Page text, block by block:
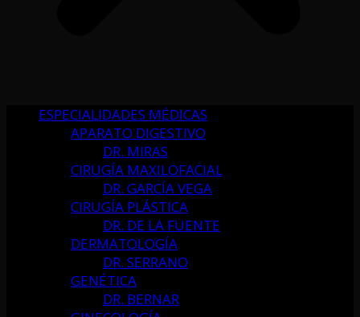
ESPECIALIDADES MÉDICAS
APARATO DIGESTIVO
DR. MIRAS
CIRUGÍA MAXILOFACIAL
DR. GARCÍA VEGA
CIRUGÍA PLÁSTICA
DR. DE LA FUENTE
DERMATOLOGÍA
DR. SERRANO
GENÉTICA
DR. BERNAR